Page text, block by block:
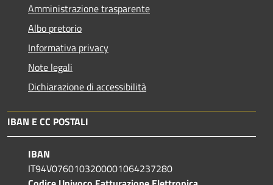
Amministrazione trasparente
Albo pretorio
Informativa privacy
Note legali
Dichiarazione di accessibilità
IBAN E CC POSTALI
IBAN
IT94V0760103200001064237280